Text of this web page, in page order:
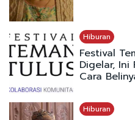
Hiburan
Festival
Digelar,
Cara
Hiburan